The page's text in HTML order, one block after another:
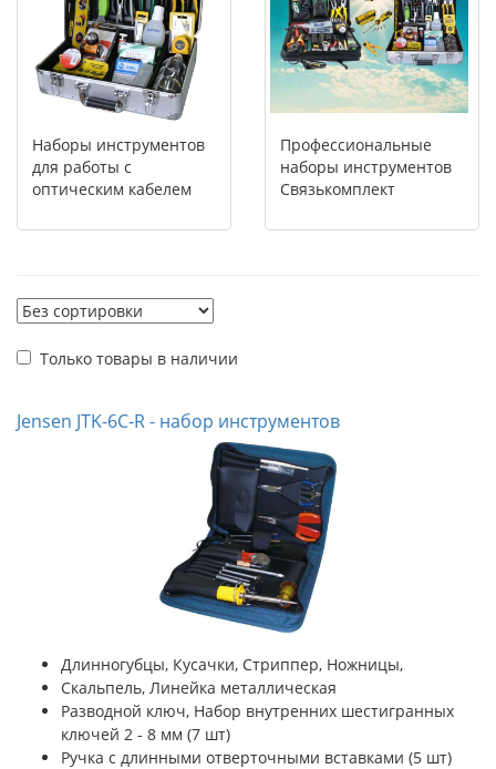
Наборы инструментов
для работы с
оптическим кабелем
Профессиональные
наборы инструментов
Связькомплект
Только товары в наличии
Jensen JTK-6C-R - набор инструментов
Длинногубцы, Кусачки, Стриппер, Ножницы,
Скальпель, Линейка металлическая
Разводной ключ, Набор внутренних шестигранных
ключей 2 - 8 мм (7 шт)
Ручка с длинными отверточными вставками (5 шт)